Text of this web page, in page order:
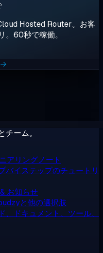
Hosted Router。お客
。60秒で稼働。
→
ーム。
アリングノート
バイステップのチュートリ
お知らせ
と他の選択肢
、ドキュメント、ツール、